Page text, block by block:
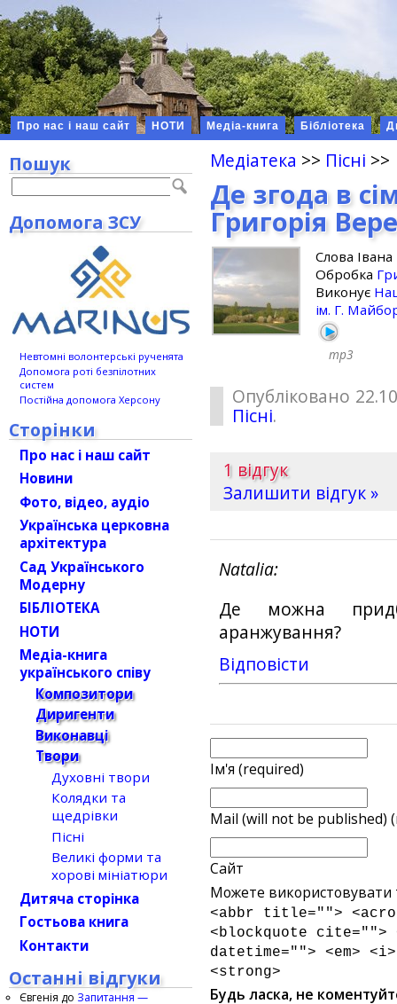
Про нас і наш сайт НОТИ Медіа-книга Бібліотека
Медіатека >> Пісні >>
Де згода в
Григорія
Слова
Обробка
Виконує
ім. Г.
mp3
Опубліковано
Пісні.
1 відгук
Залишити відгук »
Natalia
Де можна
аранжування?
Відповіcти
Ім'я (required)
Mail (will not be published)
Сайт
Можете використовувати
<abbr title="">
<blockquote cite="">
datetime=""> <em>
<strong>
Будь ласка, не
Пошук
Допомога ЗСУ
Невтомні волонтерські рученята
Допомога роті безпілотних
систем
Постійна допомога Херсону
Сторінки
Про нас і наш сайт
Новини
Фото, відео, аудіо
Українська церковна
архітектура
Сад Українського
Модерну
БІБЛІОТЕКА
НОТИ
Медіа-книга
українського співу
Композитори
Диригенти
Виконавці
Твори
Духовні твори
Колядки та
щедрівки
Пісні
Великі форми та
хорові мініатюри
Дитяча сторінка
Гостьова книга
Контакти
Останні відгуки
Євгенія до Запитання —